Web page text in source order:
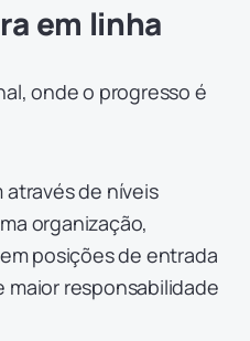
em linha
onde o progresso é
através de níveis
organização,
posições de entrada
maior responsabilidade